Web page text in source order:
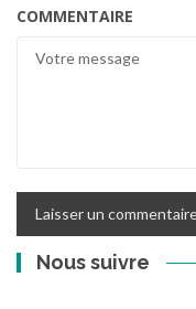
COMMENTAIRE
Nous suivre